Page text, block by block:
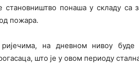
становништво понаша у складу са
пожара.
на дневном нивоу буде
што је у овом периоду